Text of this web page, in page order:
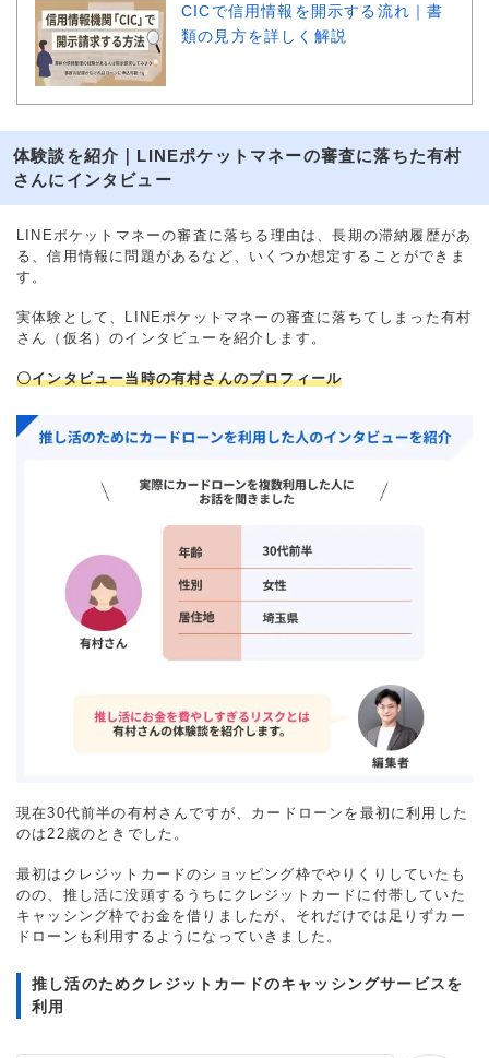
CICで信用情報を開示する流れ｜書
類の見方を詳しく解説
体験談を紹介｜LINEポケットマネーの審査に落ちた有村
さんにインタビュー
LINEポケットマネーの審査に落ちる理由は、長期の滞納履歴があ
る、信用情報に問題があるなど、いくつか想定することができま
す。
実体験として、LINEポケットマネーの審査に落ちてしまった有村
さん（仮名）のインタビューを紹介します。
〇インタビュー当時の有村さんのプロフィール
現在30代前半の有村さんですが、カードローンを最初に利用した
のは22歳のときでした。
最初はクレジットカードのショッピング枠でやりくりしていたも
のの、推し活に没頭するうちにクレジットカードに付帯していた
キャッシング枠でお金を借りましたが、それだけでは足りずカー
ドローンも利用するようになっていきました。
推し活のためクレジットカードのキャッシングサービスを
利用